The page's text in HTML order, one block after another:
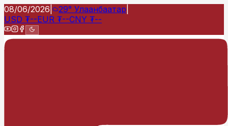
08/06/2026 29° Улаанбаатар
USD ₮--EUR ₮--CNY ₮--